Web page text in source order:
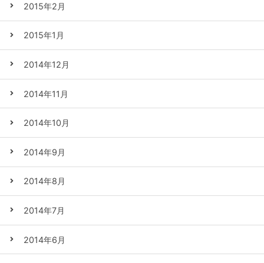
2015年2月
2015年1月
2014年12月
2014年11月
2014年10月
2014年9月
2014年8月
2014年7月
2014年6月